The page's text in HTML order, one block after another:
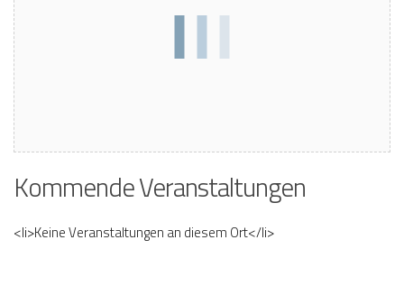
Kommende Veranstaltungen
<li>Keine Veranstaltungen an diesem Ort</li>